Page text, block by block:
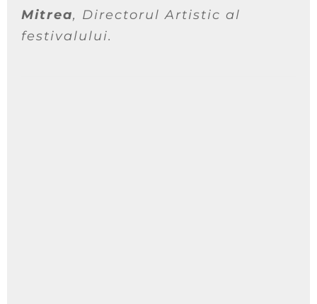
Mitrea, Directorul Artistic al
festivalului.